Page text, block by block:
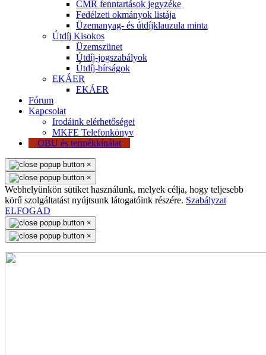
CMR fenntartások jegyzéke
Fedélzeti okmányok listája
Üzemanyag- és útdíjklauzula minta
Útdíj Kisokos
Üzemszünet
Útdíj-jogszabályok
Útdíj-bírságok
EKÁER
EKÁER
Fórum
Kapcsolat
Irodáink elérhetőségei
MKFE Telefonkönyv
OBU és termékkínálat
×
×
Webhelyünkön sütiket használunk, melyek célja, hogy teljesebb
körű szolgáltatást nyújtsunk látogatóink részére. Szabályzat
ELFOGAD
×
×